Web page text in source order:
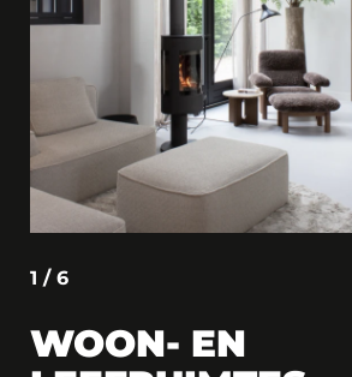
1 / 6
WOON- EN